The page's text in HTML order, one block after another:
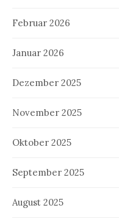
Februar 2026
Januar 2026
Dezember 2025
November 2025
Oktober 2025
September 2025
August 2025